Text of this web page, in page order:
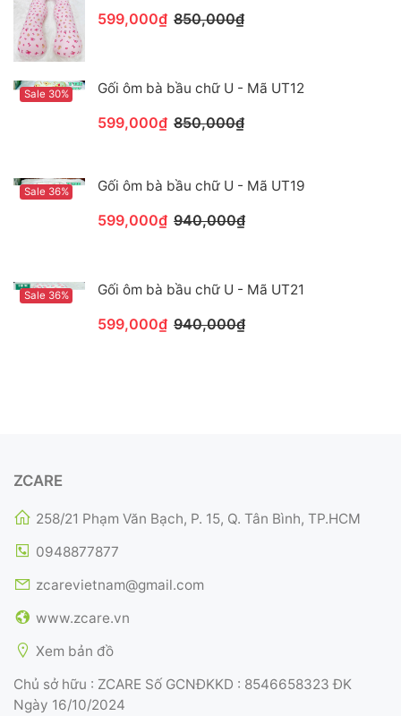
599,000₫ 850,000₫
Sale 30% Gối ôm bà bầu chữ U - Mã UT12
599,000₫ 850,000₫
Sale 36% Gối ôm bà bầu chữ U - Mã UT19
599,000₫ 940,000₫
Sale 36% Gối ôm bà bầu chữ U - Mã UT21
599,000₫ 940,000₫
ZCARE
258/21 Phạm Văn Bạch, P. 15, Q. Tân Bình, TP.HCM
0948877877
zcarevietnam@gmail.com
www.zcare.vn
Xem bản đồ
Chủ sở hữu : ZCARE Số GCNĐKKD : 8546658323 ĐK
Ngày 16/10/2024